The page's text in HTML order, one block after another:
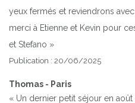
yeux fermés et reviendrons
merci à Etienne et Kevin pour
et Stefano »
Publication : 20/06/2025
Thomas - Paris
« Un dernier petit séjour en